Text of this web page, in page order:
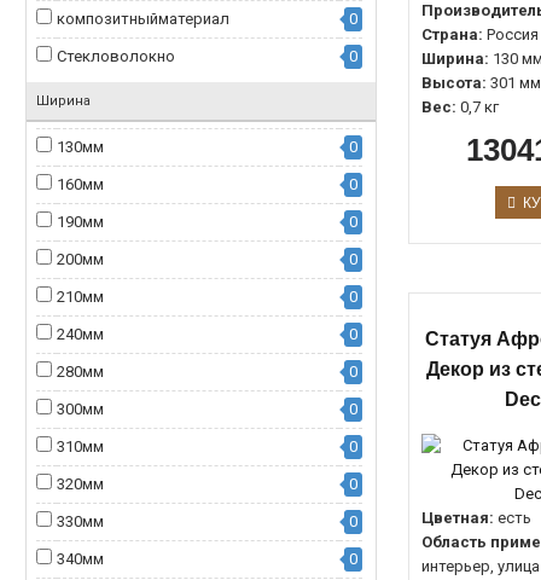
композитныйматериал 0
Стекловолокно 0
Ширина
130мм 0
160мм 0
190мм 0
200мм 0
210мм 0
240мм 0
280мм 0
300мм 0
310мм 0
320мм 0
330мм 0
340мм 0
Страна: Россия
Ширина: 130
Высота: 301 мм
Вес: 0,7 кг
Статуя
Декор из
Цветная: есть
Область
интерьер, улица